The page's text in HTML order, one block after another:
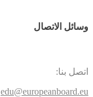
وسائل الاتصال
اتصل بنا:
edu@europeanboard.eu